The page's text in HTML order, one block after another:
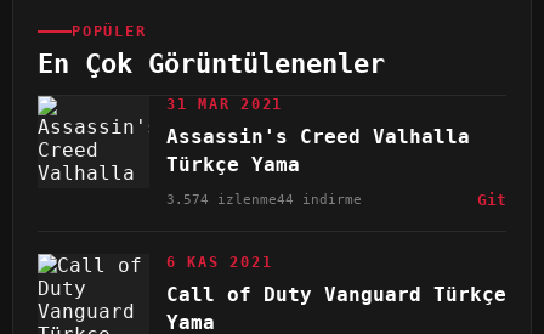
POPÜLER
En Çok Görüntülenenler
31 MAR 2021
Assassin's Creed Valhalla
Türkçe Yama
3.574 izlenme44 indirme Git
6 KAS 2021
Call of Duty Vanguard Türkçe
Yama